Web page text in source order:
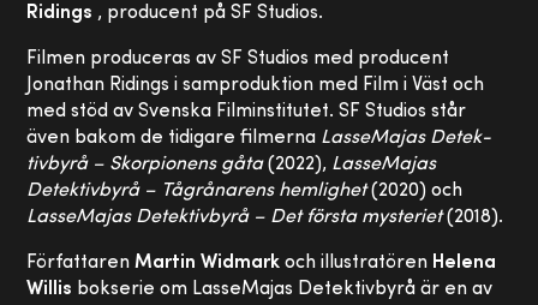
Ridings , producent på SF Studios.
Filmen produceras av SF Studios med producent
Jonathan Ridings i samproduktion med Film i Väst och
med stöd av Svenska Filminstitutet. SF Studios står
även bakom de tidigare filmerna LasseMajas Detek-
tivbyrå – Skorpionens gåta(2022), LasseMajas
Detektivbyrå – Tågrånarens hemlighet(2020) och
LasseMajas Detektivbyrå – Det första mysteriet(2018).
FörfattarenMartin Widmark och illustratören Helena
Willis bokserie om LasseMajas Detektivbyrå är en av